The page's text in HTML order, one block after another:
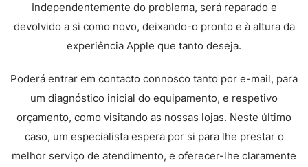
Independentemente do problema, será reparado e
devolvido a si como novo, deixando-o pronto e à altura da
experiência Apple que tanto deseja.
Poderá entrar em contacto connosco tanto por e-mail, para
um diagnóstico inicial do equipamento, e respetivo
orçamento, como visitando as nossas lojas. Neste último
caso, um especialista espera por si para lhe prestar o
melhor serviço de atendimento, e oferecer-lhe claramente